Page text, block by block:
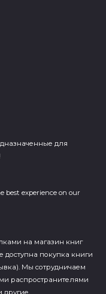
для
best experience on our
на магазин книг
доступна покупка книги
Мы сотрудничаем
распространителями
другие.